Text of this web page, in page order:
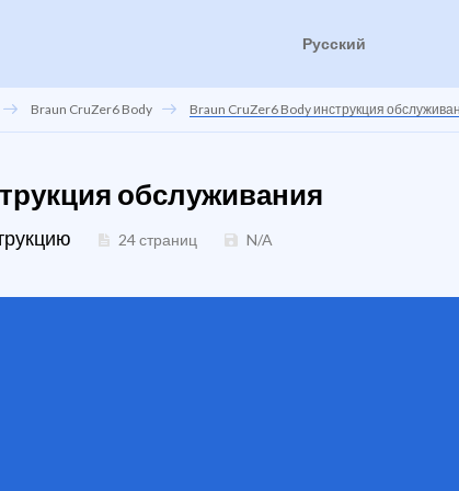
Русский
Braun CruZer6 Body Braun CruZer6 Body инструкция
обслуживания
24 страниц N/A